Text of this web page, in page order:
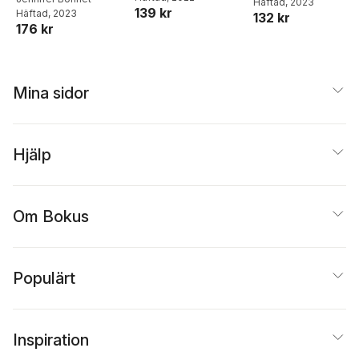
Häftad, 2023
176 kr
139 kr 132 kr
Mina sidor
Hjälp
Om Bokus
Populärt
Inspiration